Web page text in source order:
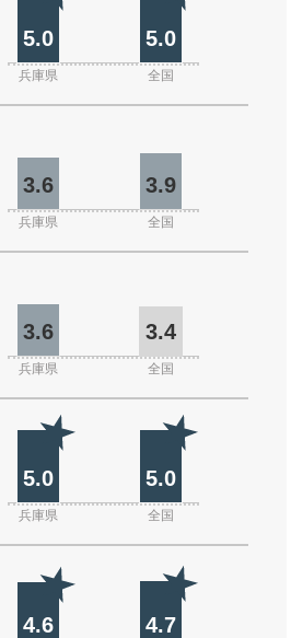
5.0 5.0
兵庫県 全国
3.6 3.9
兵庫県 全国
3.6 3.4
兵庫県 全国
5.0 5.0
兵庫県 全国
4.6 4.7